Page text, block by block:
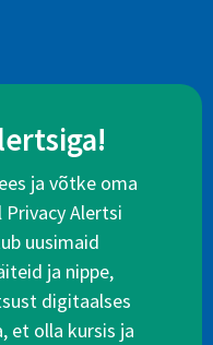
ja võtke oma
Alertsi
uusimaid
ja nippe,
digitaalses
et olla kursis ja